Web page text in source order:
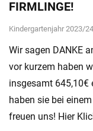
FIRMLINGE!
Kindergartenjahr 2023/24
Wir sagen DANKE
vor kurzem haben
insgesamt 645,10€
haben sie bei
freuen uns! Hier